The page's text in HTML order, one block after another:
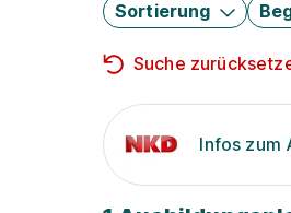
Sortierung
Suche
Infos zum